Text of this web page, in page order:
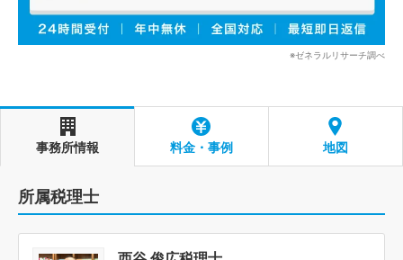
※ゼネラルリサーチ調べ
事務所情報 料金・事例 地図
所属税理士